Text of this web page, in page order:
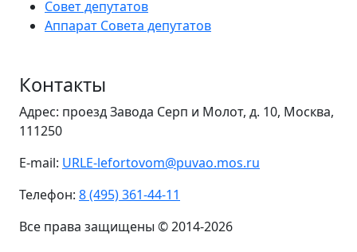
Совет депутатов
Аппарат Совета депутатов
Контакты
Адрес: проезд Завода Серп и Молот, д. 10, Москва,
111250
E-mail: URLE-lefortovom@puvao.mos.ru
Телефон: 8 (495) 361-44-11
Все права защищены © 2014-2026